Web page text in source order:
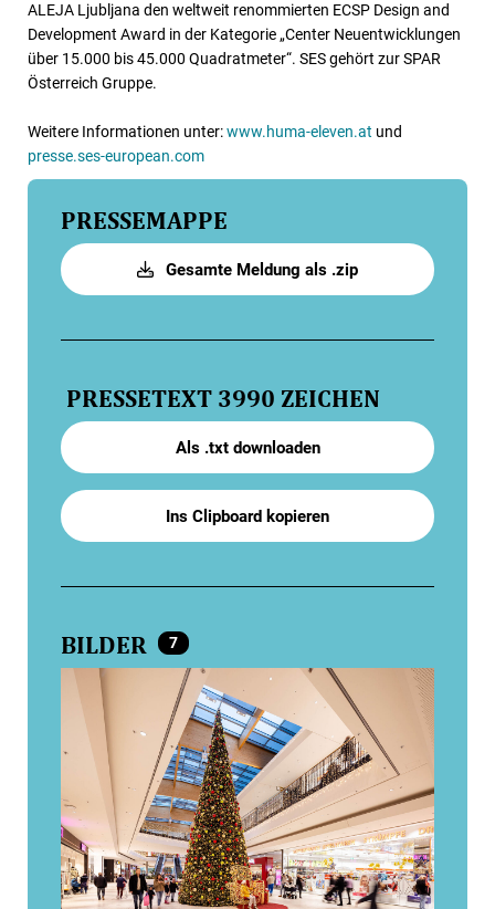
ALEJA Ljubljana den weltweit renommierten ECSP Design and
Development Award in der Kategorie „Center Neuentwicklungen
über 15.000 bis 45.000 Quadratmeter“. SES gehört zur SPAR
Österreich Gruppe.
Weitere Informationen unter:www.huma-eleven.at und
presse.ses-european.com
PRESSEMAPPE
Gesamte Meldung als .zip
PRESSETEXT 3990 ZEICHEN
Als .txt downloaden
Ins Clipboard kopieren
BILDER 7